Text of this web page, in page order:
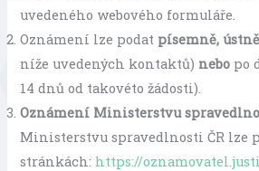
uvedeného webového formuláře.
Oznámení lze podat písemně, ústně
níže uvedených kontaktů) nebo po
14 dnů od takovéto žádosti).
Oznámení Ministerstvu
Ministerstvu spravedlnosti ČR lze
stránkách: https://